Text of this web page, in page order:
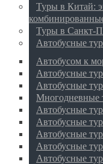
Туры в Китай:
Туры в Санкт-
Автобусные
Автобусом к
Автобусные
Автобусные
Многодневные
Автобусные
Автобусные
Автобусные
Автобусные
Автобусные